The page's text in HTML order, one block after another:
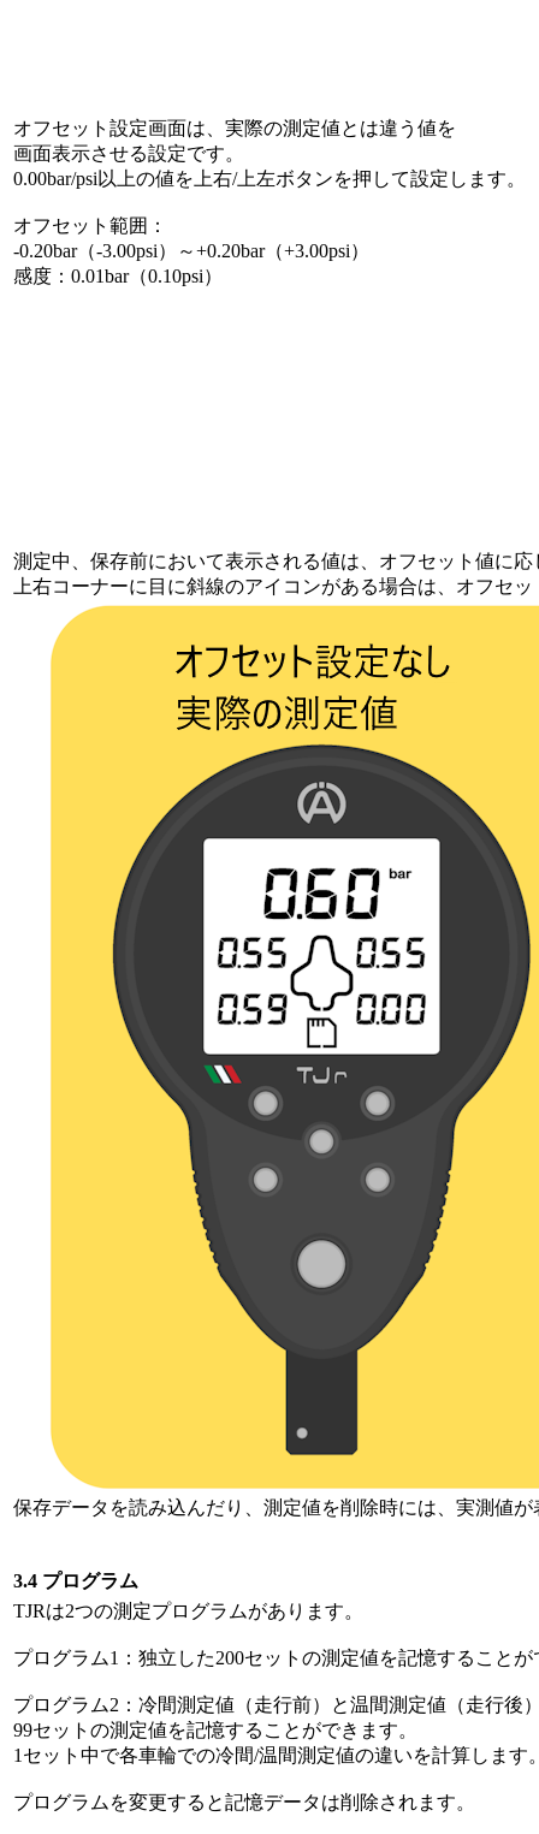
オフセット設定画面は、実際の測定値とは違う値を
画面表示させる設定です。
0.00bar/psi以上の値を上右/上左ボタンを押して設定します。
オフセット範囲：
-0.20bar（-3.00psi）～+0.20bar（+3.00psi）
感度：0.01bar（0.10psi）
測定中、保存前において表示される値は、オフセット値に
上右コーナーに目に斜線のアイコンがある場合は、オフセ
保存データを読み込んだり、測定値を削除時には、実測値
3.4 プログラム
TJRは2つの測定プログラムがあります。
プログラム1：独立した200セットの測定値を記憶すること
プログラム2：冷間測定値（走行前）と温間測定値（走行後
99セットの測定値を記憶することができます。
1セット中で各車輪での冷間/温間測定値の違いを計算します
プログラムを変更すると記憶データは削除されます。